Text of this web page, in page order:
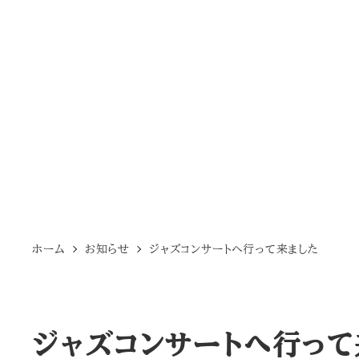
ホーム お知らせ ジャズコンサートヘ行って来ました
ジャズコンサートヘ行っ